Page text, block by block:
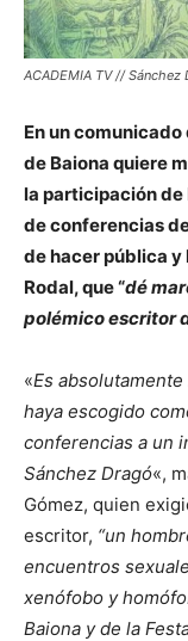
ACADEMIA TV // Sánchez
En un
de Baiona quiere
la participación de
de conferencias
de hacer pública y
Rodal, que “dé
polémico escritor
«Es
haya escogido
conferencias a un
Sánchez Dragó«,
Gómez, quien
escritor, “un
encuentros
xenófobo y
Baiona y de la